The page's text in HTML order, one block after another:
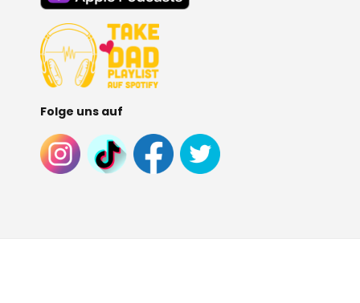
Folge uns auf